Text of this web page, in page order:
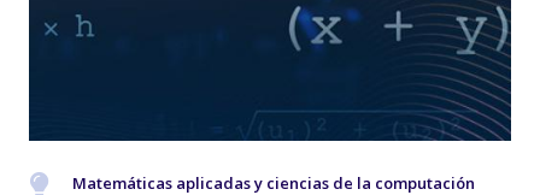
Matemáticas aplicadas y ciencias de la computación